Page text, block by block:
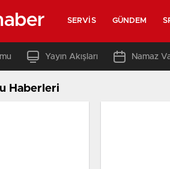
SERVIS GÜNDEM
Yayın Akışları Namaz
Haberleri